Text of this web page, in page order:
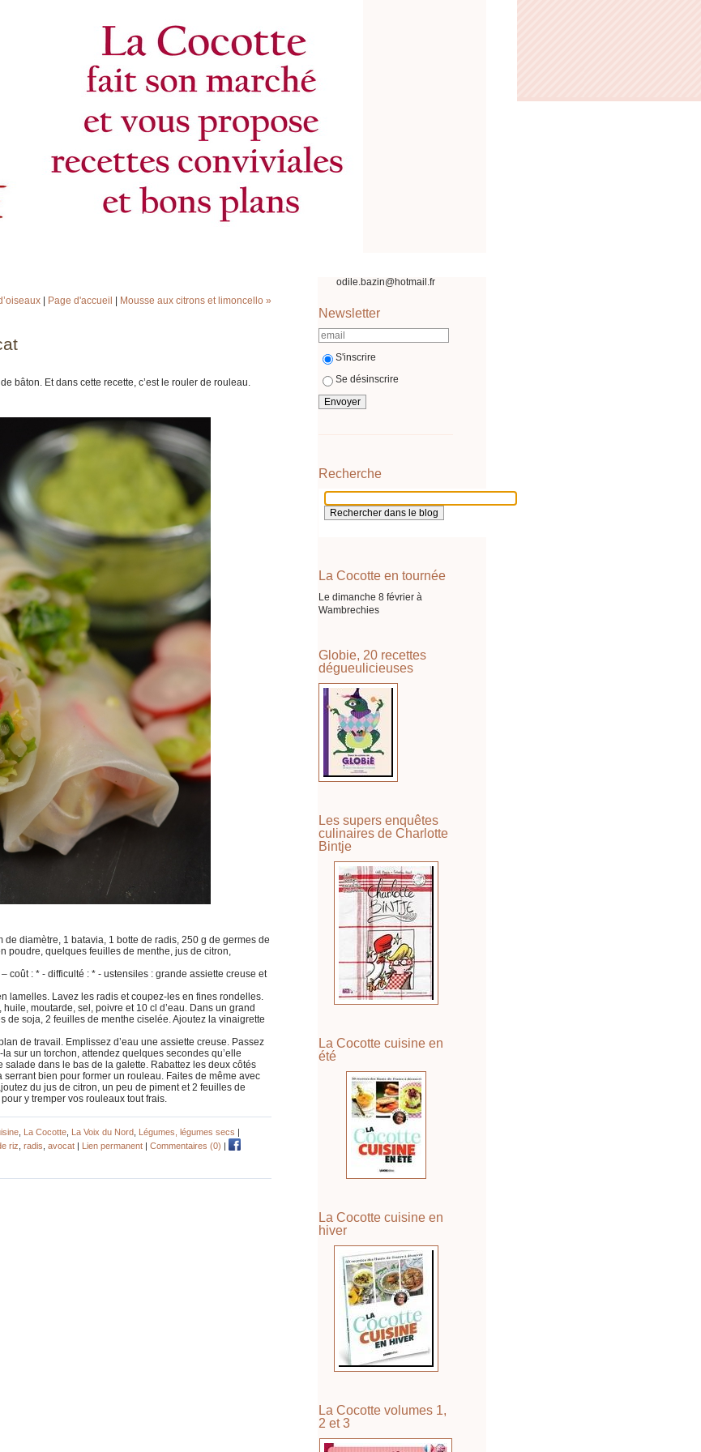
odile.bazin@hotmail.fr
Newsletter
S'inscrire
Se désinscrire
Recherche
La Cocotte en tournée
Le dimanche 8 février à
Wambrechies
Globie, 20 recettes
dégueulicieuses
Les supers enquêtes
culinaires de Charlotte
Bintje
La Cocotte cuisine en
été
La Cocotte cuisine en
hiver
La Cocotte volumes 1,
2 et 3
Page d'accueil Mousse aux citrons et limoncello »
bâton. Et dans cette recette, c’est le rouler de rouleau.
de diamètre, 1 batavia, 1 botte de radis, 250 g de germes de
poudre, quelques feuilles de menthe, jus de citron,
coût : * - difficulté : * - ustensiles : grande assiette creuse et
lamelles. Lavez les radis et coupez-les en fines rondelles.
moutarde, sel, poivre et 10 cl d’eau. Dans un grand
de soja, 2 feuilles de menthe ciselée. Ajoutez la vinaigrette
de travail. Emplissez d’eau une assiette creuse. Passez
sur un torchon, attendez quelques secondes qu’elle
dans le bas de la galette. Rabattez les deux côtés
bien pour former un rouleau. Faites de même avec
du jus de citron, un peu de piment et 2 feuilles de
y tremper vos rouleaux tout frais.
La Cocotte La Voix du Nord Légumes, légumes secs |
riz radis avocat | Lien permanent | Commentaires (0) |